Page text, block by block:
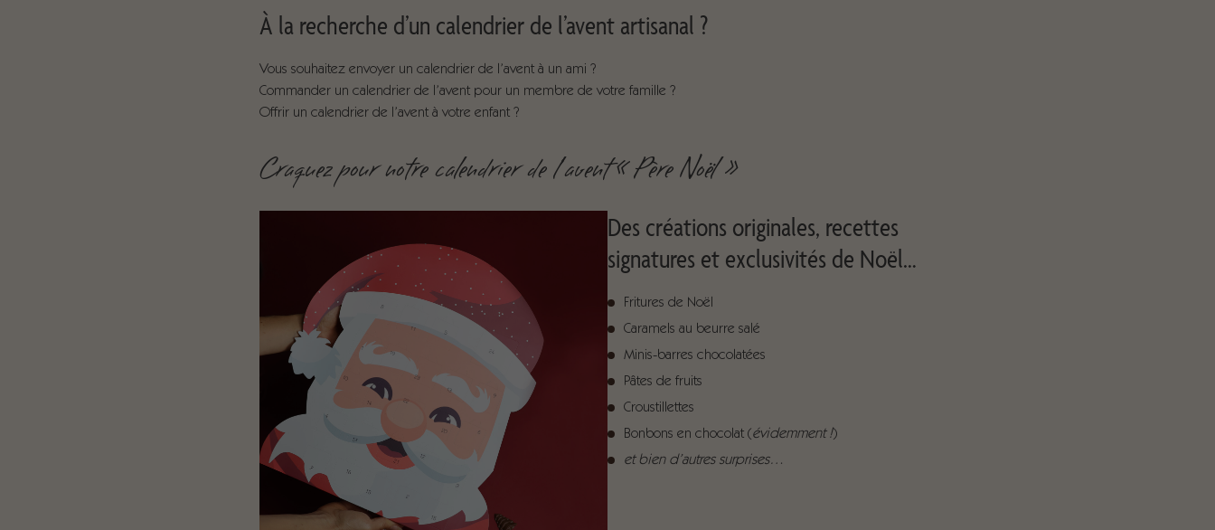
À la recherche d’un calendrier de l’avent artisanal ?
Vous souhaitez envoyer un calendrier de l’avent à un ami ?
Commander un calendrier de l’avent pour un membre de votre famille ?
Offrir un calendrier de l’avent à votre enfant ?
Craquez pour notre calendrier de l’avent « Père Noël »
Des créations originales, recettes
signatures et exclusivités de Noël…
Fritures de Noël
Caramels au beurre salé
Minis-barres chocolatées
Pâtes de fruits
Croustillettes
Bonbons en chocolat (évidemment !)
et bien d’autres surprises…